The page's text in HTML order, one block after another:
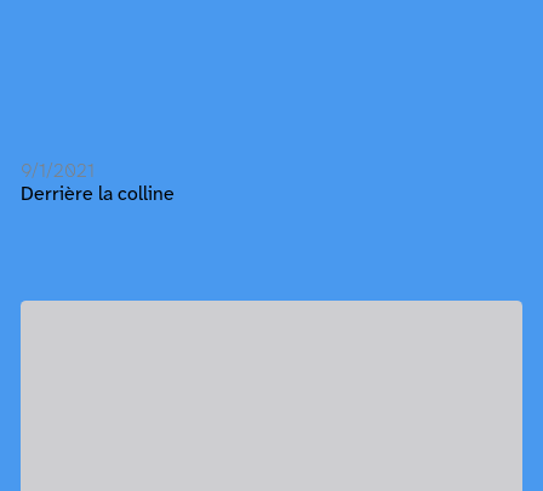
9/1/2021
Derrière la colline